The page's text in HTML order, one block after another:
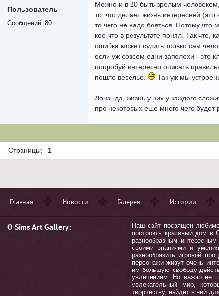
Пользователь
Сообщений: 80
Можно и в 20 быть зрелым
то, что делает жизнь интересней
то чего не надо бояться. Потому что
кое-что в результате понял. Так что,
ошибка может судить только сам
если уж совсем одни заполохи - это
попробуй интересно описать
пошло веселье.
Так уж мы
Лена, да, жизнь у них у каждого
про некоторых еще много чего
Страницы: 1
Главная Новости Галерея Истории
О Sims Art Gallery:
Наш сайт посвящен
построить красивый дом в
разнообразным
своими знаниями и
разнообразить игровой
персонажи живут очень
им большую свободу
увлечением. Но важно не
увлекательный мир,
творчеству, найдет в ней